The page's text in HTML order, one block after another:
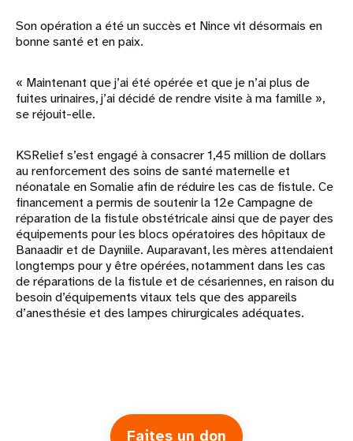
Son opération a été un succès et Nince vit désormais en
bonne santé et en paix.
« Maintenant que j’ai été opérée et que je n’ai plus de
fuites urinaires, j’ai décidé de rendre visite à ma famille »,
se réjouit-elle.
KSRelief s’est engagé à consacrer 1,45 million de dollars
au renforcement des soins de santé maternelle et
néonatale en Somalie afin de réduire les cas de fistule. Ce
financement a permis de soutenir la 12e Campagne de
réparation de la fistule obstétricale ainsi que de payer des
équipements pour les blocs opératoires des hôpitaux de
Banaadir et de Dayniile. Auparavant, les mères attendaient
longtemps pour y être opérées, notamment dans les cas
de réparations de la fistule et de césariennes, en raison du
besoin d’équipements vitaux tels que des appareils
d’anesthésie et des lampes chirurgicales adéquates.
Faites un don